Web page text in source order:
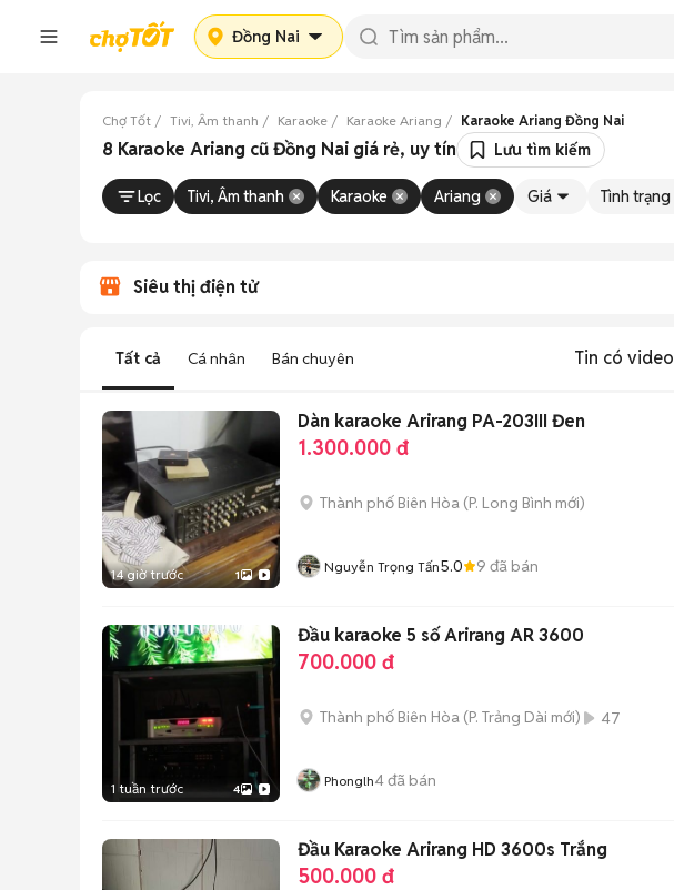
Đồng Nai
Chợ Tốt Tivi, Âm thanh Karaoke Karaoke Ariang Karaoke Ariang Đồng Nai
8 Karaoke Ariang cũ Đồng Nai giá rẻ, uy tín Lưu tìm kiếm
Lọc Tivi, Âm thanh Karaoke Ariang Giá Tình trạng
Siêu thị điện tử
Tất cả Cá nhân Bán chuyên Tin có video
14 giờ trước 1
Dàn karaoke Arirang PA-203III Đen
1.300.000 đ
Thành phố Biên Hòa (P. Long Bình mới)
Nguyễn Trọng Tấn5.0 9 đã bán
1 tuần trước 4
Đầu karaoke 5 số Arirang AR 3600
700.000 đ
Thành phố Biên Hòa (P. Trảng Dài mới) 47
Phonglh4đã bán
Đầu Karaoke Arirang HD 3600s Trắng
500.000 đ